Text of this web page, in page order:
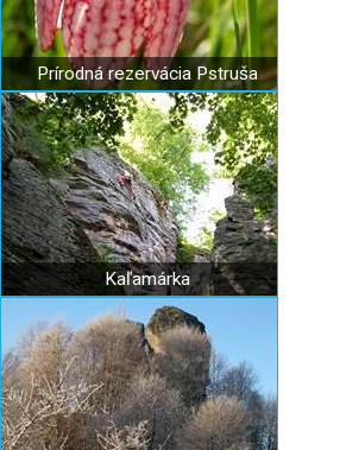
Prírodná rezervácia Pstruša
Kaľamárka